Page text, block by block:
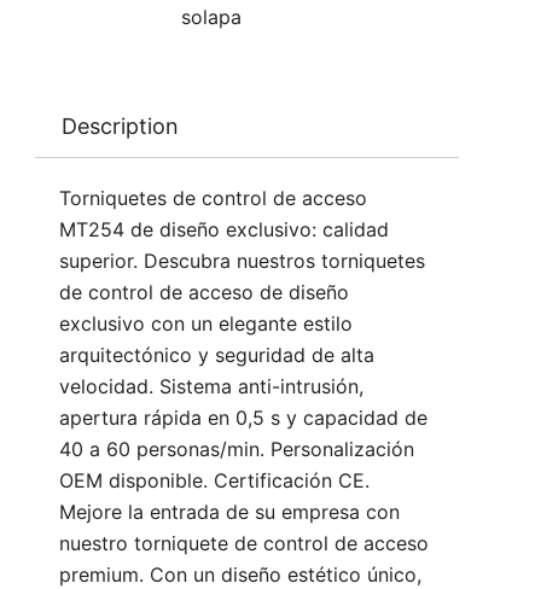
solapa
Description
Torniquetes de control de acceso
MT254 de diseño exclusivo: calidad
superior. Descubra nuestros torniquetes
de control de acceso de diseño
exclusivo con un elegante estilo
arquitectónico y seguridad de alta
velocidad. Sistema anti-intrusión,
apertura rápida en 0,5 s y capacidad de
40 a 60 personas/min. Personalización
OEM disponible. Certificación CE.
Mejore la entrada de su empresa con
nuestro torniquete de control de acceso
premium. Con un diseño estético único,